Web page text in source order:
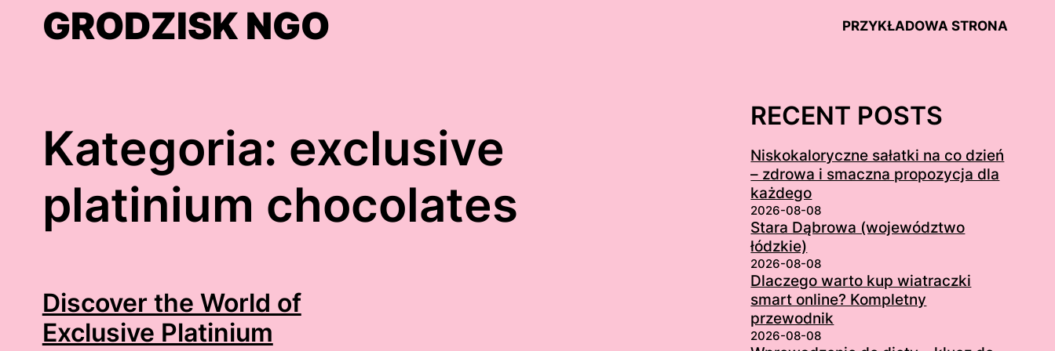
GRODZISK NGO PRZYKŁADOWA STRONA
Kategoria: exclusive
platinium chocolates
Discover the World of
Exclusive Platinium
RECENT POSTS
Niskokaloryczne sałatki na co dzień
– zdrowa i smaczna propozycja dla
każdego
2026-08-08
Stara Dąbrowa (województwo
łódzkie)
2026-08-08
Dlaczego warto kup wiatraczki
smart online? Kompletny
przewodnik
2026-08-08